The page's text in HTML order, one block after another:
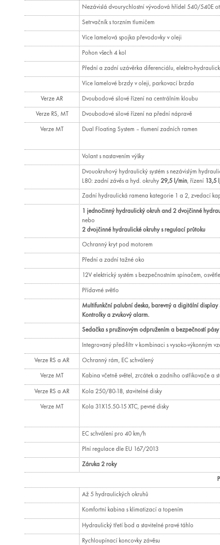
Nezávislá dvourychlostní vývodová hřídel 540/540E
Setrvačník s torzním tlumičem
Více lamelová spojka převodovky v oleji
Pohon všech 4 kol
Přední a zadní uzávěrka diferenciálu, elektro-
Více lamelové brzdy v oleji, parkovací brzda
Verze AR Dvoubodové silové řízení na centrálním kloubu
Verze RS, MT Dvoubodové silové řízení na přední nápravě
Verze MT Dual Floating System – tlumení zadních ramen
Volant s nastavením výšky
Dvouokruhový hydraulický systém s nezávislým
L80: zadní závěs a hyd. okruhy 29,5 l/min, řízení 13,5
Zadní hydraulická ramena kategorie 1 a 2, zvedací
1 jednočinný hydraulický okruh and 2 dvojčinné
nebo
2 dvojčinné hydraulické okruhy s regulací průtoku
Ochranný kryt pod motorem
Přední a zadní tažné oko
12V elektrický systém s bezpečnostním spínačem,
Přídavné světlo
Multifunkční palubní deska, barevný a digitální
Kontrolky a zvukový alarm.
Sedačka s pružinovým odpružením a bezpečností pásy
Integrovaný před-filtr v kombinaci s vysoko-výkonným
Verze RS a AR Ochranný rám, EC schválený
Verze MT Kabina včetně světel, zrcátek a zadního ostřikovače a
Verze RS a AR Kola 250/80-18, stavitelné disky
Verze MT Kola 31X15.50-15 XTC, pevné disky
EC schválení pro 40 km/h
Plní regulace dle EU 167/2013
Záruka 2 roky
Až 5 hydraulických okruhů
Komfortní kabina s klimatizací a topením
Hydraulický třetí bod a stavitelné pravé táhlo
Rychloupínací koncovky závěsu